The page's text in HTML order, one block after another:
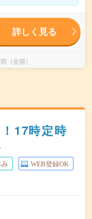
詳しく見る
（全国）
17時定時
み WEB登録OK